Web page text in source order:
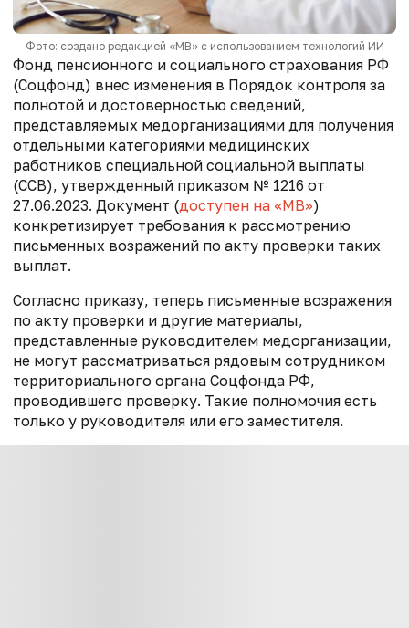
Фото: создано редакцией «МВ» с использованием технологий ИИ
Фонд пенсионного и социального страхования РФ
(Соцфонд) внес изменения в Порядок контроля за
полнотой и достоверностью сведений,
представляемых медорганизациями для получения
отдельными категориями медицинских
работников специальной социальной выплаты
(ССВ), утвержденный приказом № 1216 от
27.06.2023. Документ (доступен на «МВ»)
конкретизирует требования к рассмотрению
письменных возражений по акту проверки таких
выплат.
Согласно приказу, теперь письменные возражения
по акту проверки и другие материалы,
представленные руководителем медорганизации,
не могут рассматриваться рядовым сотрудником
территориального органа Соцфонда РФ,
проводившего проверку. Такие полномочия есть
только у руководителя или его заместителя.